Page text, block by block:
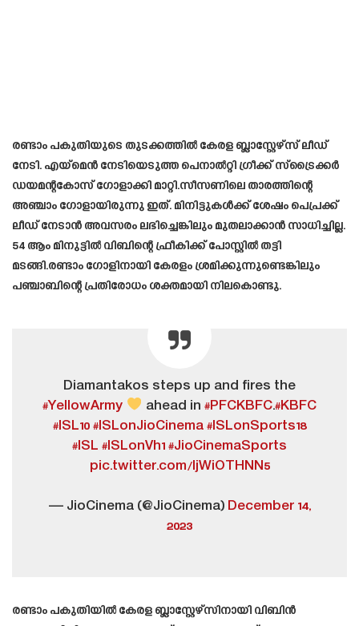
രണ്ടാം പകുതിയുടെ തുടക്കത്തിൽ കേരള ബ്ലാസ്റ്റേഴ്‌സ് ലീഡ്
നേടി. എയ്‌മെൻ നേടിയെടുത്ത പെനാൽറ്റി ഗ്രീക്ക് സ്‌ട്രൈക്കർ
ഡയമന്റകോസ് ഗോളാക്കി മാറ്റി.സീസണിലെ താരത്തിന്റെ
അഞ്ചാം ഗോളായിരുന്നു ഇത്. മിനിട്ടുകൾക്ക് ശേഷം പെപ്രക്ക്
ലീഡ് നേടാൻ അവസരം ലഭിച്ചെങ്കിലും മുതലാക്കാൻ സാധിച്ചില്ല.
54 ആം മിനുട്ടിൽ വിബിന്റെ ഫ്രീകിക്ക് പോസ്റ്റിൽ തട്ടി
മടങ്ങി.രണ്ടാം ഗോളിനായി കേരളം ശ്രമിക്കുന്നുണ്ടെങ്കിലും
പഞ്ചാബിന്റെ പ്രതിരോധം ശക്തമായി നിലകൊണ്ടു.
Diamantakos steps up and fires the
#YellowArmy
ahead in #PFCKBFC.#KBFC
#ISL10 #ISLonJioCinema #ISLonSports18
#ISL #ISLonVh1 #JioCinemaSports
pic.twitter.com/ljWiOTHNN5
— JioCinema (@JioCinema) December 14,
2023
രണ്ടാം പകുതിയിൽ കേരള ബ്ലാസ്റ്റേഴ്സിനായി വിബിൻ